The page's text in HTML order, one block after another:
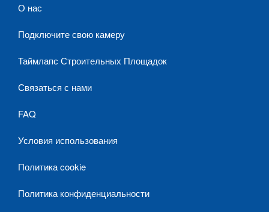
О нас
Подключите свою камеру
Таймлапс Строительных Площадок
Связаться с нами
FAQ
Условия использования
Политика cookie
Политика конфиденциальности